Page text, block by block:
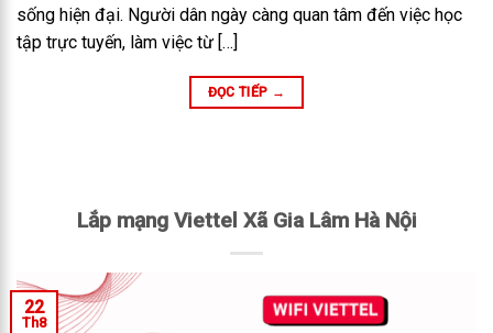
sống hiện đại. Người dân ngày càng quan tâm đến việc học
tập trực tuyến, làm việc từ […]
ĐỌC TIẾP →
Lắp mạng Viettel Xã Gia Lâm Hà Nội
22
Th8